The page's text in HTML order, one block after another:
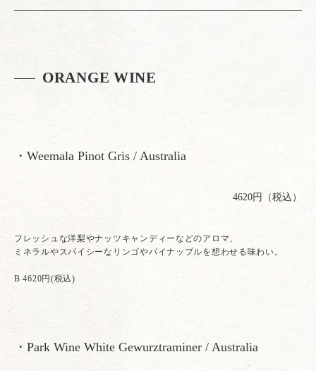
ORANGE WINE
・Weemala Pinot Gris / Australia
4620円（税込）
フレッシュな洋梨やナッツキャンディーなどのアロマ、
ミネラルやスパイシーなリンゴやパイナップルを想わせる味わい。
B 4620円(税込)
・Park Wine White Gewurztraminer / Australia